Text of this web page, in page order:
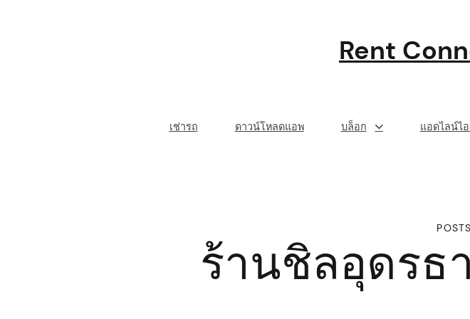
Rent
เช่ารถ ดาวน์โหลดแอพ บล็อก แอดไลน์ไ
ร้านชิลอุดรธ